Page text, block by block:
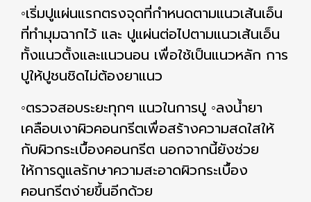
◦เริ่มปูแผ่นแรกตรงจุดที่กำหนดตามแนวเส้นเอ็น
ที่ทำมุมฉากไว้ และ ปูแผ่นต่อไปตามแนวเส้นเอ็น
ทั้งแนวตั้งและแนวนอน เพื่อใช้เป็นแนวหลัก การ
ปูให้ปูชนชิดไม่ต้องยาแนว
◦ตรวจสอบระยะทุกๆ แนวในการปู ◦ลงน้ำยา
เคลือบเงาผิวคอนกรีตเพื่อสร้างความสดใสให้
กับผิวกระเบื้องคอนกรีต นอกจากนี้ยังช่วย
ให้การดูแลรักษาความสะอาดผิวกระเบื้อง
คอนกรีตง่ายขึ้นอีกด้วย